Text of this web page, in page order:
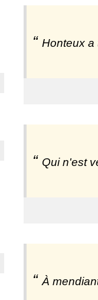
Honteux a
Qui n'est
À